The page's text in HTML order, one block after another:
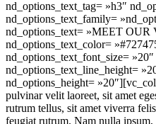
nd_options_text_tag= »h3″
nd_options_text_family=
nd_options_text= »MEET
nd_options_text_color=
nd_options_text_font_size= »20″
nd_options_text_line_height=
nd_options_height=
pulvinar velit laoreet, sit amet
rutrum tellus, sit amet viverra
feugiat rutrum. Nam nulla ipsum,